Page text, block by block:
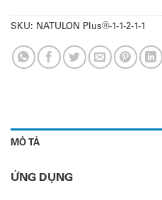
SKU: NATULON Plus®-1-1-2-1-1
MÔ TẢ
ỨNG DỤNG